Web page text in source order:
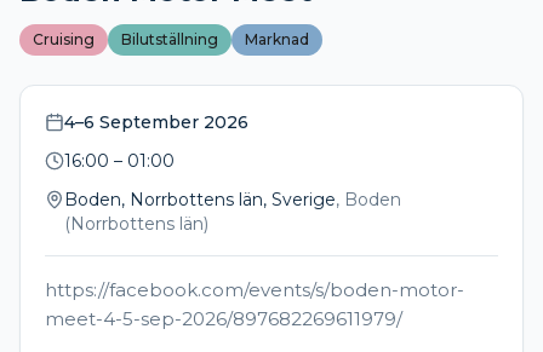
Cruising Bilutställning Marknad
4–6 September 2026
16:00 – 01:00
Boden, Norrbottens län, Sverige, Boden
(Norrbottens län)
https://facebook.com/events/s/boden-motor-
meet-4-5-sep-2026/897682269611979/